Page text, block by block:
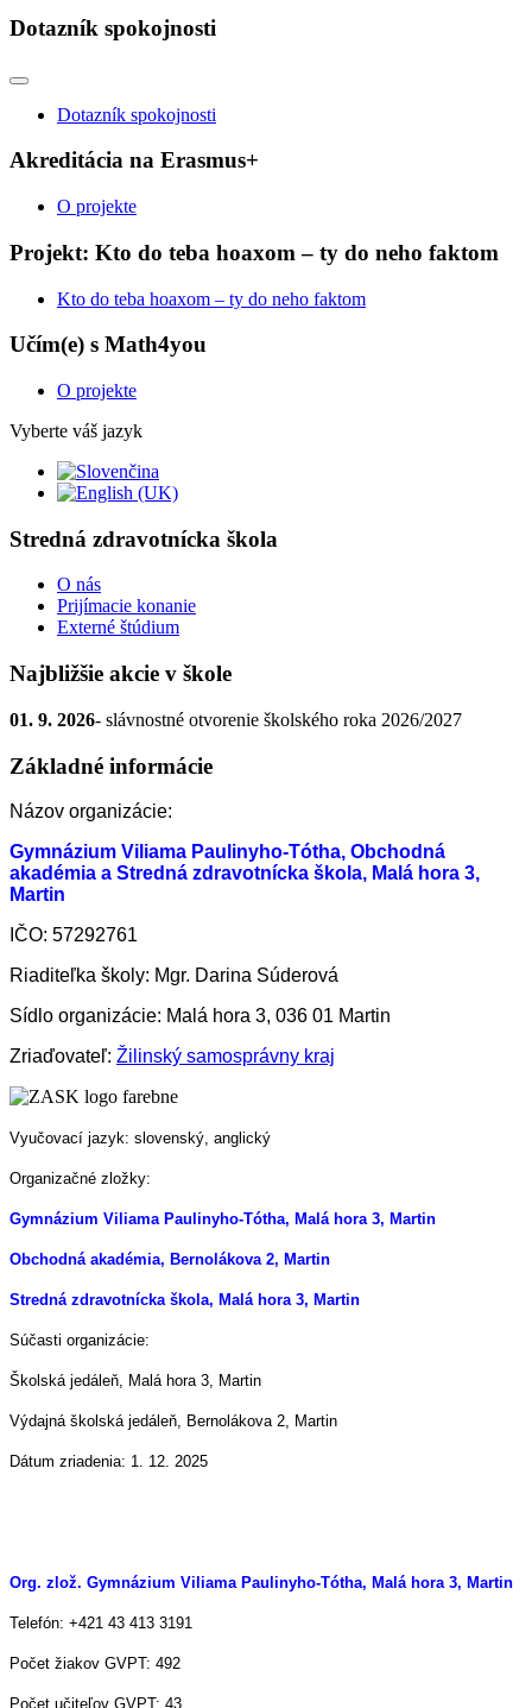
Dotazník spokojnosti
Dotazník spokojnosti
Akreditácia na Erasmus+
O projekte
Projekt: Kto do teba hoaxom – ty do neho faktom
Kto do teba hoaxom – ty do neho faktom
Učím(e) s Math4you
O projekte
Vyberte váš jazyk
Stredná zdravotnícka škola
O nás
Prijímacie konanie
Externé štúdium
Najbližšie akcie v škole
01. 9. 2026- slávnostné otvorenie školského roka 2026/2027
Základné informácie
Názov organizácie:
Gymnázium Viliama Paulinyho-Tótha, Obchodná
akadémia a Stredná zdravotnícka škola, Malá hora 3,
Martin
IČO: 57292761
Riaditeľka školy: Mgr. Darina Súderová
Sídlo organizácie: Malá hora 3, 036 01 Martin
Zriaďovateľ: Žilinský samosprávny kraj
Vyučovací jazyk: slovenský, anglický
Organizačné zložky:
Gymnázium Viliama Paulinyho-Tótha, Malá hora 3, Martin
Obchodná akadémia, Bernolákova 2, Martin
Stredná zdravotnícka škola, Malá hora 3, Martin
Súčasti organizácie:
Školská jedáleň, Malá hora 3, Martin
Výdajná školská jedáleň, Bernolákova 2, Martin
Dátum zriadenia: 1. 12. 2025
Org. zlož. Gymnázium Viliama Paulinyho-Tótha, Malá hora 3, Martin
Telefón: +421 43 413 3191
Počet žiakov GVPT: 492
Počet učiteľov GVPT: 43